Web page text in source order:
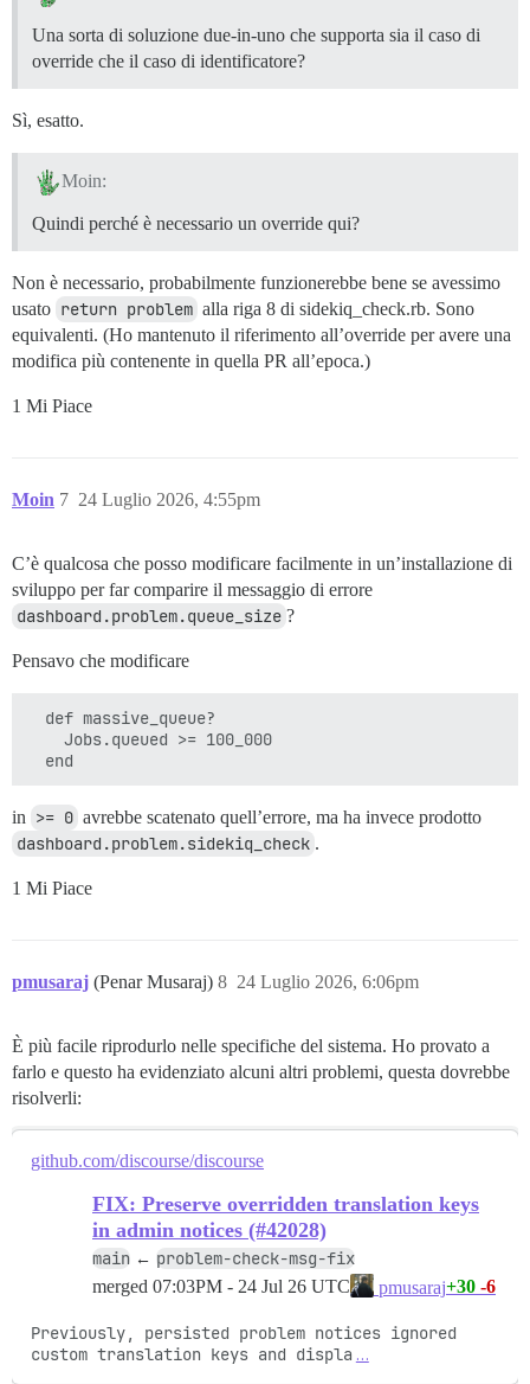
Una sorta di soluzione due-in-uno che supporta sia il caso di
override che il caso di identificatore?
Sì, esatto.
Moin:
Quindi perché è necessario un override qui?
Non è necessario, probabilmente funzionerebbe bene se avessimo
usato return problem alla riga 8 di sidekiq_check.rb. Sono
equivalenti. (Ho mantenuto il riferimento all’override per avere una
modifica più contenente in quella PR all’epoca.)
1 Mi Piace
Moin 24 Luglio 2026, 4:55pm
7
C’è qualcosa che posso modificare facilmente in un’installazione di
sviluppo per far comparire il messaggio di errore
dashboard.problem.queue_size ?
Pensavo che modificare
  def massive_queue?
    Jobs.queued >= 100_000
in >= 0 avrebbe scatenato quell’errore, ma ha invece prodotto
dashboard.problem.sidekiq_check .
1 Mi Piace
pmusaraj (Penar Musaraj) 24 Luglio 2026, 6:06pm
8
È più facile riprodurlo nelle specifiche del sistema. Ho provato a
farlo e questo ha evidenziato alcuni altri problemi, questa dovrebbe
risolverli:
github.com/discourse/discourse
FIX: Preserve overridden translation keys
in admin notices (#42028)
main ← problem-check-msg-fix
merged 07:03PM - 24 Jul 26 UTC pmusaraj+30 -6
Previously, persisted problem notices ignored
custom translation keys and displa …